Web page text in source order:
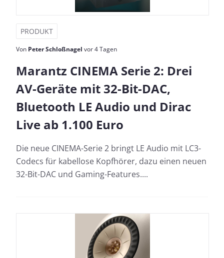
PRODUKT
Von Peter Schloßnagel vor 4 Tagen
Marantz CINEMA Serie 2: Drei
AV-Geräte mit 32-Bit-DAC,
Bluetooth LE Audio und Dirac
Live ab 1.100 Euro
Die neue CINEMA-Serie 2 bringt LE Audio mit LC3-
Codecs für kabellose Kopfhörer, dazu einen neuen
32-Bit-DAC und Gaming-Features....